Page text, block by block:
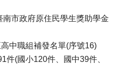
南市政府原住民學生獎助學金
中職組補發名單(序號16)
件(國小120件、國中39件、